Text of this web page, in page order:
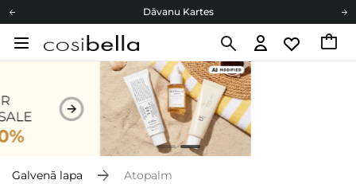
Dāvanu Kartes
Cosibella lojalitātes programma
Dāvanu Kartes
Galvenā lapa Atopalm